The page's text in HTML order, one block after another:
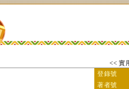
<< 實
登錄號
著者號